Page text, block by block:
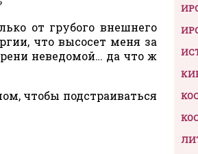
от грубого внешнего
что высосет меня за
неведомой… да что ж
чтобы подстраиваться